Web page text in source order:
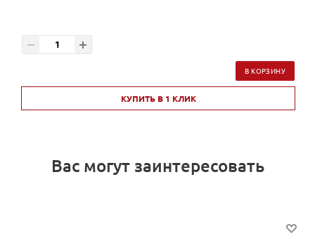
В КОРЗИНУ
КУПИТЬ В 1 КЛИК
Вас могут заинтересовать